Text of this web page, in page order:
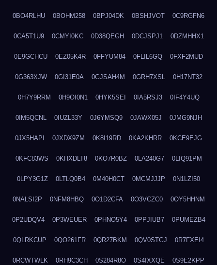
0BO4RLHU 0BOHM258 0BPJ04DK 0BSHJVOT 0C9RGFN6
0CA5T1U9 0CMYI0KC 0D38QEGH 0DCJSPJ1 0DZMHHX1
0E9GCHCU 0EZ05K4R 0FFYUM84 0FLIL6GQ 0FXF2MUD
0G363XJW 0GI31E0A 0GJSAH4M 0GRH7XSL 0H17NT32
0H7Y9RRM 0H9OI0N1 0HYK5SEI 0IA5RSJ3 0IF4Y4UQ
0IM5QCNL 0IUZL33Y 0J6YMSQ9 0JAWX05J 0JMG9NJH
0JX5HAPI 0JXDX9ZM 0K8I19RD 0KA2KHRR 0KCE9EJG
0KFC83WS 0KHXDLT8 0KO7R0BZ 0LA240G7 0LIQ91PM
0LPY3G1Z 0LTLQ0B4 0M40H0CT 0MCMJJJP 0N1LZI50
0NALSI2P 0NFM8HBQ 0O1D2CFA 0O3VCZC0 0OY5HHNM
0P2UDQV4 0P3WEUER 0PHNO5Y4 0PPJIUB7 0PUMEZB4
0QLRKCUP 0QO261FR 0QR27BKM 0QV0STGJ 0R7FXEI4
0RCWTWLK 0RH9C3CH 0S284R8O 0S4IXXQE 0S9E2KPP